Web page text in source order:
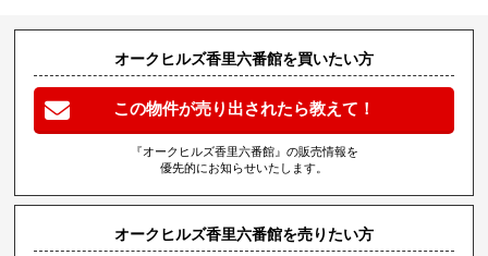
オークヒルズ香里六番館を買いたい方
この物件が売り出されたら教えて！
『オークヒルズ香里六番館』の販売情報を
優先的にお知らせいたします。
オークヒルズ香里六番館を売りたい方